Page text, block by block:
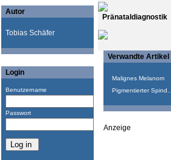
Autor
Tobias Schäfer
Login
Benutzername
Passwort
Pränataldiagnostik
Verwandte Artikel
Malignes Melanom
Pigmentierter Spind...
Anzeige